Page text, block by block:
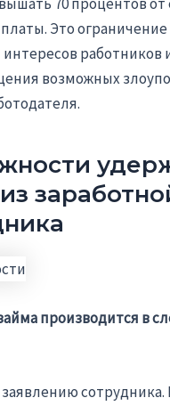
70 процентов от
Это
работников
возможных
производится в
сотрудника.